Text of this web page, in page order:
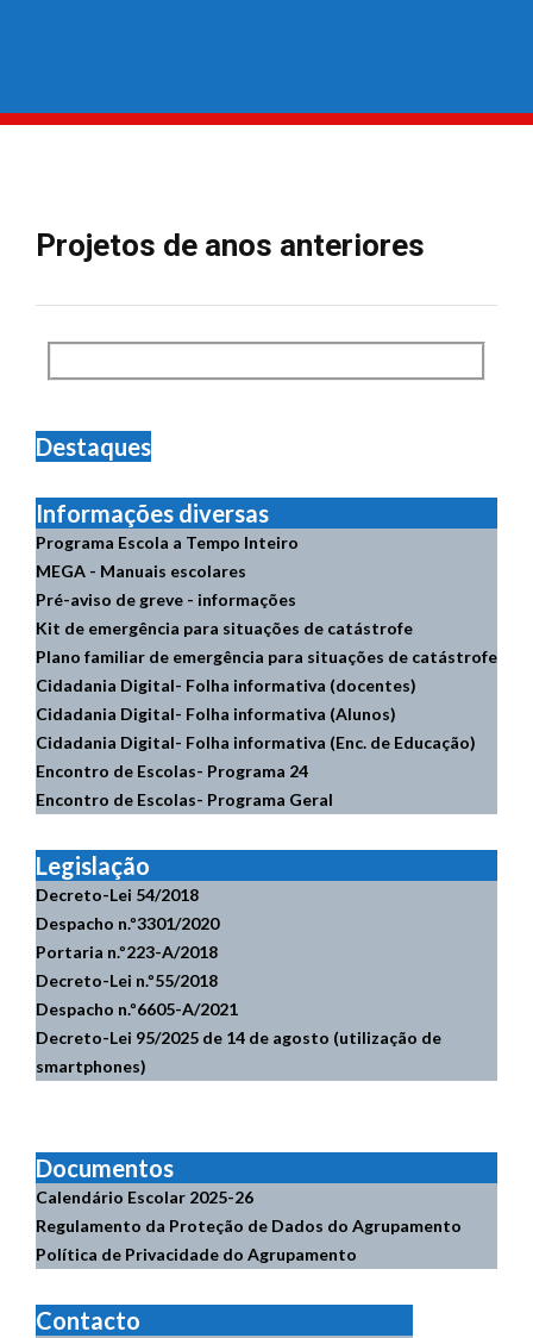
Projetos de anos anteriores
Destaques
Informações diversas
Programa Escola a Tempo Inteiro
MEGA - Manuais escolares
Pré-aviso de greve - informações
Kit de emergência para situações de catástrofe
Plano familiar de emergência para situações de catástrofe
Cidadania Digital- Folha informativa (docentes)
Cidadania Digital- Folha informativa (Alunos)
Cidadania Digital- Folha informativa (Enc. de Educação)
Encontro de Escolas- Programa 24
Encontro de Escolas- Programa Geral
Legislação
Decreto-Lei 54/2018
Despacho n.º3301/2020
Portaria n.º223-A/2018
Decreto-Lei n.º55/2018
Despacho n.º6605-A/2021
Decreto-Lei 95/2025 de 14 de agosto (utilização de
smartphones)
Documentos
Calendário Escolar 2025-26
Regulamento da Proteção de Dados do Agrupamento
Política de Privacidade do Agrupamento
Contacto